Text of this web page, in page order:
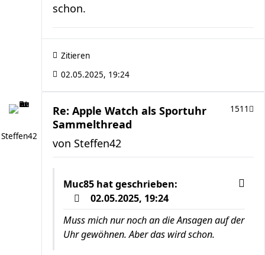
schon.
Zitieren
02.05.2025, 19:24
Steffen42
Re: Apple Watch als Sportuhr
Sammelthread
1511
von Steffen42
Muc85 hat geschrieben:
02.05.2025, 19:24
Muss mich nur noch an die Ansagen auf der
Uhr gewöhnen. Aber das wird schon.